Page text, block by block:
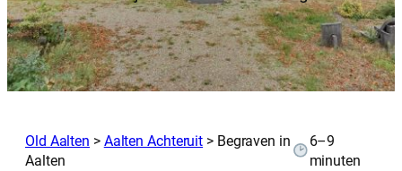
Old Aalten > Aalten Achteruit > Begraven in
Aalten
6–9
minuten